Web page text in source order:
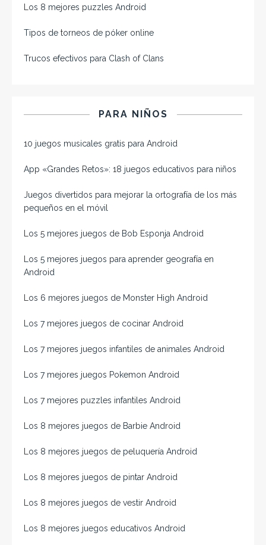
Los 8 mejores puzzles Android
Tipos de torneos de póker online
Trucos efectivos para Clash of Clans
PARA NIÑOS
10 juegos musicales gratis para Android
App «Grandes Retos»: 18 juegos educativos para niños
Juegos divertidos para mejorar la ortografía de los más
pequeños en el móvil
Los 5 mejores juegos de Bob Esponja Android
Los 5 mejores juegos para aprender geografía en
Android
Los 6 mejores juegos de Monster High Android
Los 7 mejores juegos de cocinar Android
Los 7 mejores juegos infantiles de animales Android
Los 7 mejores juegos Pokemon Android
Los 7 mejores puzzles infantiles Android
Los 8 mejores juegos de Barbie Android
Los 8 mejores juegos de peluquería Android
Los 8 mejores juegos de pintar Android
Los 8 mejores juegos de vestir Android
Los 8 mejores juegos educativos Android